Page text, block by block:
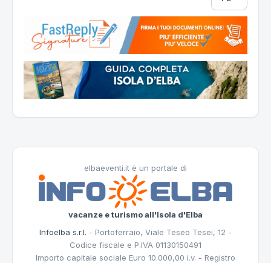
elbaeventi.it è un portale di
vacanze e turismo all'Isola d'Elba
Infoelba s.r.l. - Portoferraio, Viale Teseo Tesei, 12 -
Codice fiscale e P.IVA 01130150491
Importo capitale sociale Euro 10.000,00 i.v. - Registro